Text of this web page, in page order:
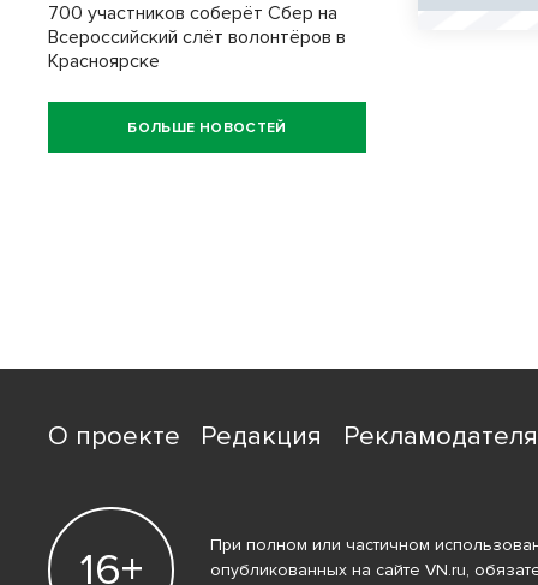
700 участников соберёт Сбер на
Всероссийский слёт волонтёров в
Красноярске
БОЛЬШЕ НОВОСТЕЙ
О проекте Редакция
16+
При полном или частичном
опубликованных на сайте VN.ru,